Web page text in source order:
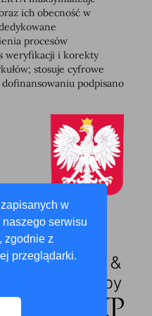
w
serwisu
zgodnie z
przeglądarki.
ich obecność w
procesów
weryfikacji i korekty
stosuje cyfrowe
podpisano